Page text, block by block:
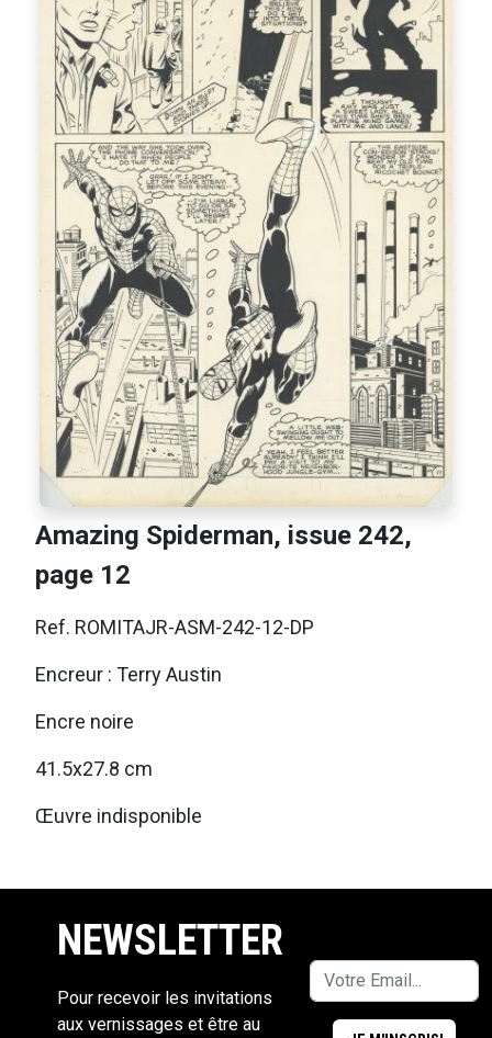
Amazing Spiderman, issue 242,
page 12
Ref. ROMITAJR-ASM-242-12-DP
Encreur : Terry Austin
Encre noire
41.5x27.8 cm
Œuvre indisponible
NEWSLETTER
Pour recevoir les invitations
aux vernissages et être au